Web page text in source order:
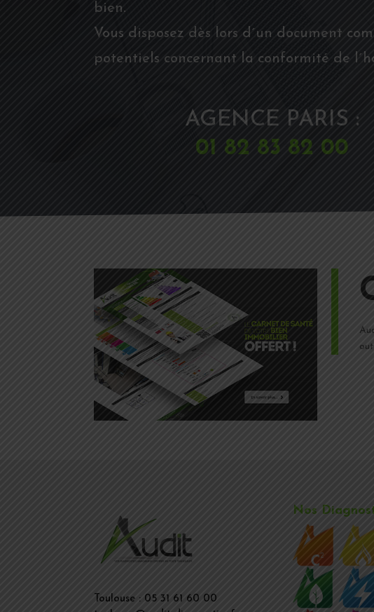
bien.
Vous disposez dès lors d´un document
potentiels concernant la conformité de
AGENCE PARIS :
01 82 83 82 00
Toulouse : 05 31 61 60 00
Nos